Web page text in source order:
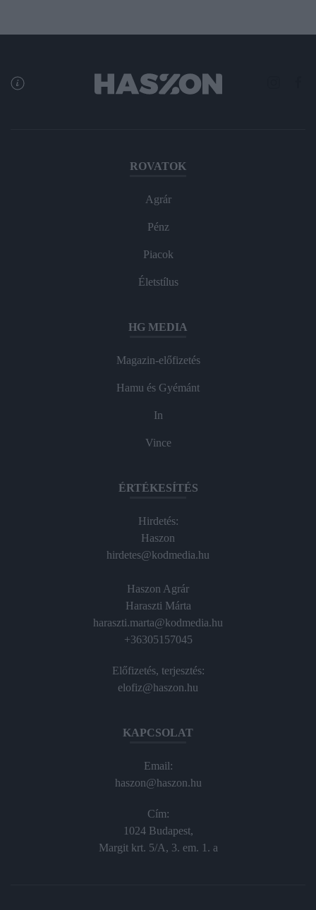
ROVATOK
Agrár
Pénz
Piacok
Életstílus
HG MEDIA
Magazin-előfizetés
Hamu és Gyémánt
In
Vince
ÉRTÉKESÍTÉS
Hirdetés:
Haszon
hirdetes@kodmedia.hu
Haszon Agrár
Haraszti Márta
haraszti.marta@kodmedia.hu
+36305157045
Előfizetés, terjesztés:
elofiz@haszon.hu
KAPCSOLAT
Email:
haszon@haszon.hu
Cím:
1024 Budapest,
Margit krt. 5/A, 3. em. 1. a